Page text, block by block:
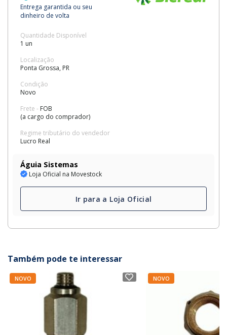
Entrega garantida ou seu
dinheiro de volta
Quantidade Disponível
1 un
Localização
Ponta Grossa, PR
Condição
Novo
Frete - FOB
(a cargo do comprador)
Regime tributário do vendedor
Lucro Real
Águia Sistemas
Loja Oficial na Movestock
Ir para a Loja Oficial
Também pode te interessar
NOVO NOVO